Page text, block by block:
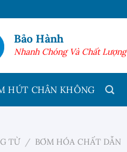
Bảo Hành
Nhanh Chóng Và Chất Lượng
HÚT CHÂN KHÔNG
TỪ / BƠM HÓA CHẤT DẪN